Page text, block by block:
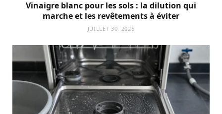
Vinaigre blanc pour les sols : la dilution qui
marche et les revêtements à éviter
JUILLET 30, 2026